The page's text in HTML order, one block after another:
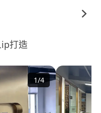
作時間+每週可投入
打造
1/4